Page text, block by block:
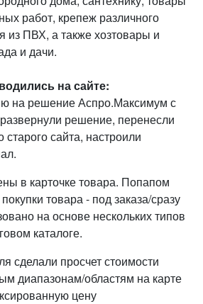
работ, крепеж различного
из ПВХ, а также хозтовары и
и дачи.
на сайте:
на решение Аспро.Максимум с
решение, перенесли
сайта, настроили
в карточке товара. Попапом
товара - под заказа/сразу
на основе нескольких типов
каталоге.
сделали просчет стоимости
диапазонам/областям на карте
цену